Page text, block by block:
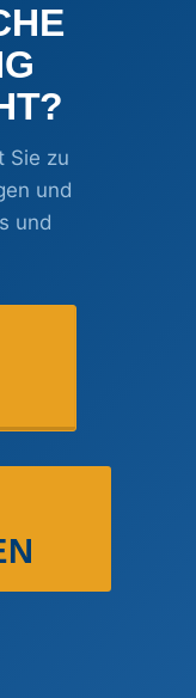
Sie zu
und
und